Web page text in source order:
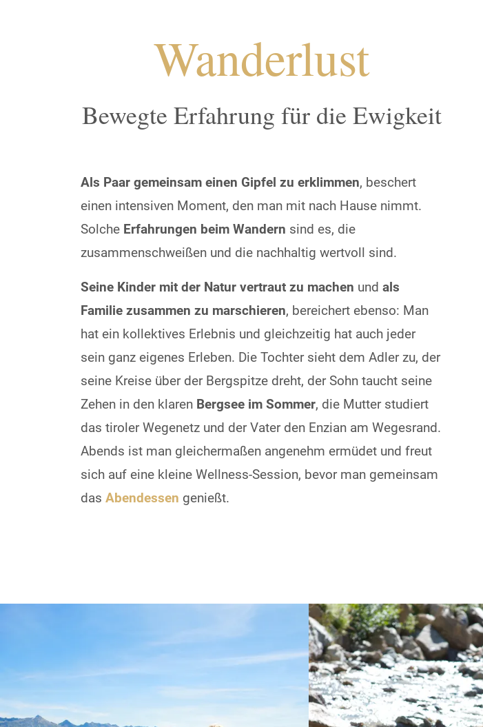
Wanderlust
Bewegte Erfahrung für die Ewigkeit
Als Paar gemeinsam einen Gipfel zu erklimmen, beschert
einen intensiven Moment, den man mit nach Hause nimmt.
Solche Erfahrungen beim Wandern sind es, die
zusammenschweißen und die nachhaltig wertvoll sind.
Seine Kinder mit der Natur vertraut zu machen und als
Familie zusammen zu marschieren, bereichert ebenso: Man
hat ein kollektives Erlebnis und gleichzeitig hat auch jeder
sein ganz eigenes Erleben. Die Tochter sieht dem Adler zu, der
seine Kreise über der Bergspitze dreht, der Sohn taucht seine
Zehen in den klaren Bergsee im Sommer, die Mutter studiert
das tiroler Wegenetz und der Vater den Enzian am Wegesrand.
Abends ist man gleichermaßen angenehm ermüdet und freut
sich auf eine kleine Wellness-Session, bevor man gemeinsam
das Abendessen genießt.